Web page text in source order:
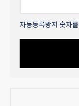
자동등록방지 숫자